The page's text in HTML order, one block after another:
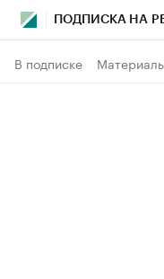
ПОДПИСКА НА
В подписке